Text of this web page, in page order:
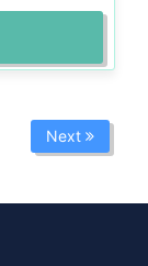
Next